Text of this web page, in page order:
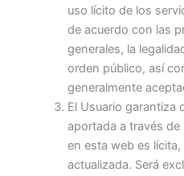
uso lícito de los
de acuerdo con las
generales, la
orden público, así
generalmente
El Usuario garantiza
aportada a través
en esta web es
actualizada. Será